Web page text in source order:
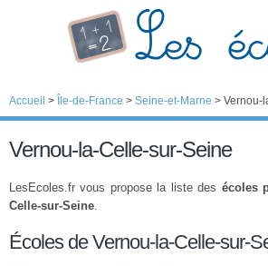
Accueil > Île-de-France > Seine-et-Marne > Vernou-
Vernou-la-Celle-sur-Seine
LesEcoles.fr vous propose la liste des écoles
Celle-sur-Seine.
Écoles de Vernou-la-Celle-sur-